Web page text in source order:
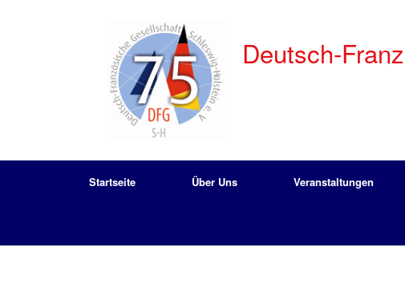
Deutsch-
Startseite Über Uns Veranstaltungen